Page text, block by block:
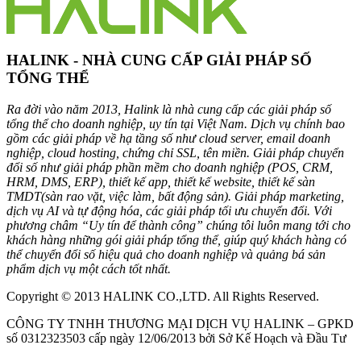
HALINK - NHÀ CUNG CẤP GIẢI PHÁP SỐ
TỔNG THỂ
Ra đời vào năm 2013, Halink là nhà cung cấp các giải pháp số
tổng thể cho doanh nghiệp, uy tín tại Việt Nam. Dịch vụ chính bao
gồm các giải pháp về hạ tầng số như cloud server, email doanh
nghiệp, cloud hosting, chứng chỉ SSL, tên miền. Giải pháp chuyển
đổi số như giải pháp phần mềm cho doanh nghiệp (POS, CRM,
HRM, DMS, ERP), thiết kế app, thiết kế website, thiết kế sàn
TMDT(sàn rao vặt, việc làm, bất động sản). Giải pháp marketing,
dịch vụ AI và tự động hóa, các giải pháp tối ưu chuyển đổi. Với
phương châm “Uy tín để thành công” chúng tôi luôn mang tới cho
khách hàng những gói giải pháp tổng thể, giúp quý khách hàng có
thể chuyển đổi số hiệu quả cho doanh nghiệp và quảng bá sản
phẩm dịch vụ một cách tốt nhất.
Copyright © 2013 HALINK CO.,LTD. All Rights Reserved.
CÔNG TY TNHH THƯƠNG MẠI DỊCH VỤ HALINK – GPKD
số 0312323503 cấp ngày 12/06/2013 bởi Sở Kế Hoạch và Đầu Tư